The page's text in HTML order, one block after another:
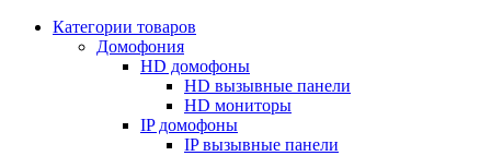
Категории товаров
Домофония
HD домофоны
HD вызывные панели
HD мониторы
IP домофоны
IP вызывные панели